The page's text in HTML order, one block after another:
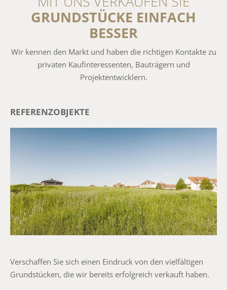
GRUNDSTÜCKE EINFACH
BESSER
Wir kennen den Markt und haben die richtigen Kontakte zu
privaten Kaufinteressenten, Bauträgern und
Projektentwicklern.
REFERENZOBJEKTE
Verschaffen Sie sich einen Eindruck von den vielfältigen
Grundstücken, die wir bereits erfolgreich verkauft haben.